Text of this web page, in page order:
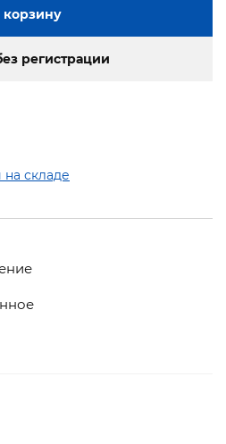
корзину
регистрации
на складе